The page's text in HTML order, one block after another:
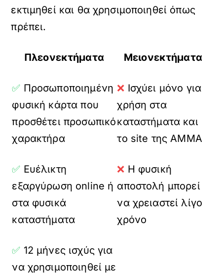
εκτιμηθεί και θα χρησιμοποιηθεί όπως
πρέπει.
Πλεονεκτήματα Μειονεκτήματα
✅ Προσωποποιημένη
φυσική κάρτα που
προσθέτει προσωπικό
χαρακτήρα
❌ Ισχύει μόνο για
χρήση στα
καταστήματα και
το site της AMMA
✅ Ευέλικτη
εξαργύρωση online ή
στα φυσικά
καταστήματα
❌ Η φυσική
αποστολή μπορεί
να χρειαστεί λίγο
χρόνο
✅ 12 μήνες ισχύς για
να χρησιμοποιηθεί με